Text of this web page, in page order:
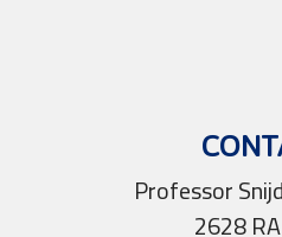
Professor
2628